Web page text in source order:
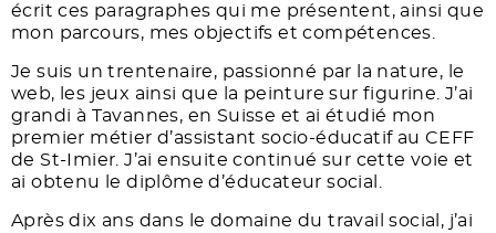
écrit ces paragraphes qui me présentent, ainsi que
mon parcours, mes objectifs et compétences.
Je suis un trentenaire, passionné par la nature, le
web, les jeux ainsi que la peinture sur figurine. J’ai
grandi à Tavannes, en Suisse et ai étudié mon
premier métier d’assistant socio-éducatif au CEFF
de St-Imier. J’ai ensuite continué sur cette voie et
ai obtenu le diplôme d’éducateur social.
Après dix ans dans le domaine du travail social, j’ai